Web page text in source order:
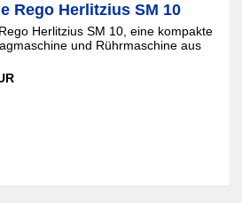
Rego Herlitzius SM 10
Herlitzius SM 10, eine kompakte
und Rührmaschine aus